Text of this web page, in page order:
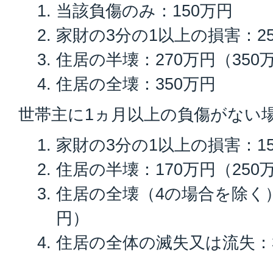
当該負傷のみ：150万円
家財の3分の1以上の損害：
住居の半壊：270万円（350
住居の全壊：350万円
世帯主に1ヵ月以上の負傷がない
家財の3分の1以上の損害：
住居の半壊：170万円（250
住居の全壊（4の場合を除く
円）
住居の全体の滅失又は流失